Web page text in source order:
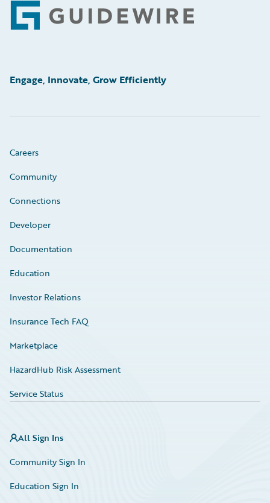
Footer
Engage, Innovate, Grow Efficiently
Careers
Community
Connections
Developer
Documentation
Education
Investor Relations
Insurance Tech FAQ
Marketplace
HazardHub Risk Assessment
Service Status
All Sign Ins
Community Sign In
Education Sign In